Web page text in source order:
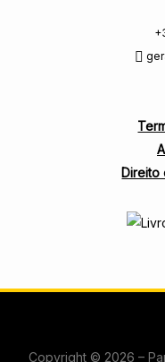
Direito
Copyright © 2026 –